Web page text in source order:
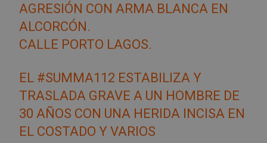
AGRESIÓN CON ARMA BLANCA EN
ALCORCÓN.
CALLE PORTO LAGOS.
EL #SUMMA112 ESTABILIZA Y
TRASLADA GRAVE A UN HOMBRE DE
30 AÑOS CON UNA HERIDA INCISA EN
EL COSTADO Y VARIOS